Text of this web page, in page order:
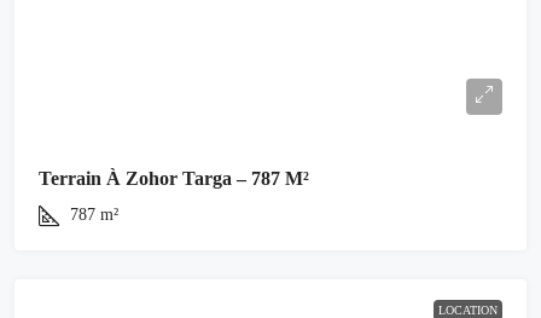
Terrain À Zohor Targa – 787 M²
787 m²
LOCATION